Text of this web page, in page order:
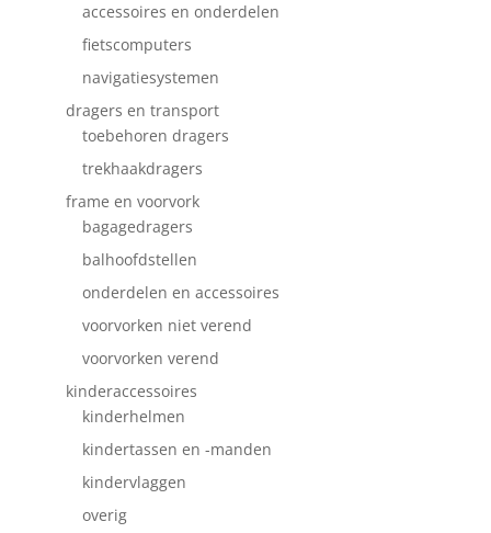
accessoires en onderdelen
fietscomputers
navigatiesystemen
dragers en transport
toebehoren dragers
trekhaakdragers
frame en voorvork
bagagedragers
balhoofdstellen
onderdelen en accessoires
voorvorken niet verend
voorvorken verend
kinderaccessoires
kinderhelmen
kindertassen en -manden
kindervlaggen
overig